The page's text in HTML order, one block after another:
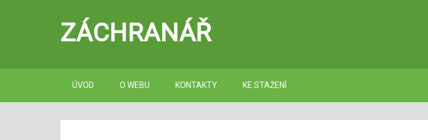
ZÁCHRANÁŘ
ÚVOD O WEBU KONTAKTY KE STAŽENÍ